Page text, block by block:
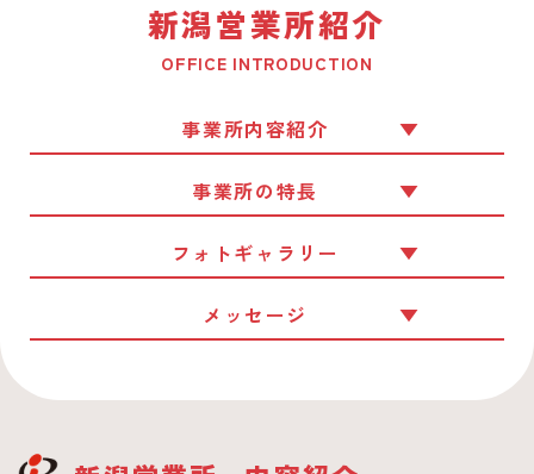
新潟営業所紹介
OFFICE INTRODUCTION
事業所内容紹介
事業所の特長
フォトギャラリー
メッセージ